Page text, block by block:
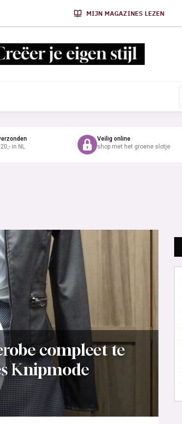
MIJN MAGAZINES LEZEN
in NL
Veilig online
shop met het groene slotje
compleet te
Knipmode